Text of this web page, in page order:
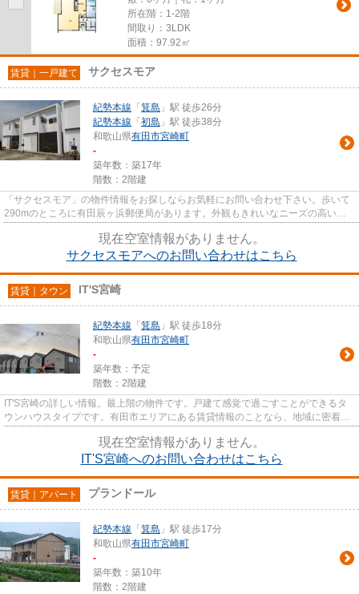
所在階：1-2階
間取り：3LDK
面積：97.92㎡
賃貸｜一戸建て サクセスモア
紀勢本線 「 箕島 」駅 徒歩26分
紀勢本線 「 初島 」駅 徒歩38分
和歌山県有田市宮崎町
-
築年数：築17年
階数：2階建
「サクセスモア」の物件情報をお探しならお気軽にお問い合わせ下さい。歩いて
290mのところに有田辰ヶ浜郵便局があります。外観もきれいなニーズの高い一
現在空室情報がありません。
サクセスモアへのお問い合わせはこちら
賃貸｜タウン IT'S宮崎
紀勢本線 「 箕島 」駅 徒歩18分
和歌山県有田市宮崎町
-
築年数：予定
階数：2階建
IT'S宮崎の詳しい情報。最上階の物件です。戸建て感覚で過ごすことができるタ
ウンハウスタイプです。有田市エリアにある賃貸情報のことなら、地域に密着し
現在空室情報がありません。
IT'S宮崎へのお問い合わせはこちら
賃貸｜アパート プランドール
紀勢本線 「 箕島 」駅 徒歩17分
和歌山県有田市宮崎町
-
築年数：築10年
階数：2階建